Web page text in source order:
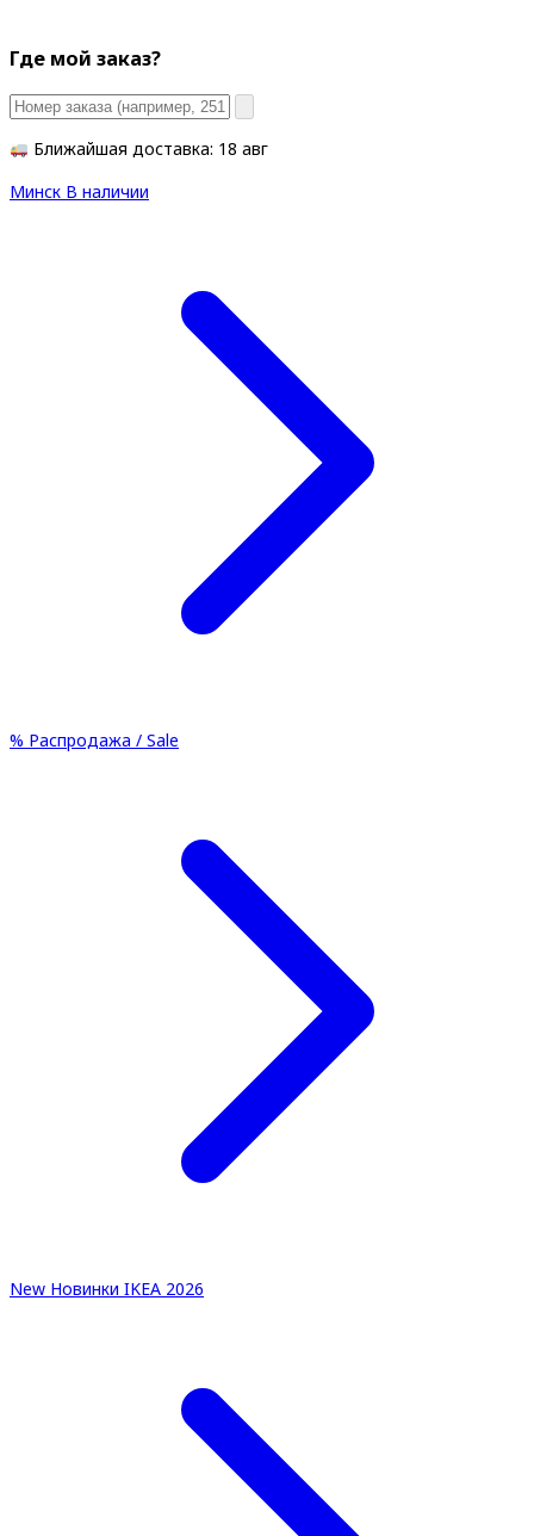
Где мой заказ?
Ближайшая доставка: 18 авг
Минск В наличии
% Распродажа / Sale
New Новинки IKEA 2026